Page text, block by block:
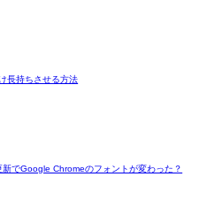
長持ちさせる方法
でGoogle Chromeのフォントが変わった？